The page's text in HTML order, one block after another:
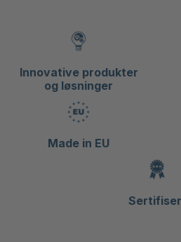
Innovative produkter
og løsninger
Made in EU